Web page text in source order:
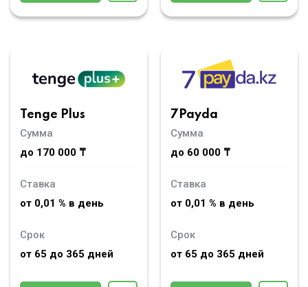
Tenge Plus
Сумма
до 170 000 ₸
Ставка
от 0,01 % в день
Срок
от 65 до 365 дней
7Payda
Сумма
до 60 000 ₸
Ставка
от 0,01 % в день
Срок
от 65 до 365 дней